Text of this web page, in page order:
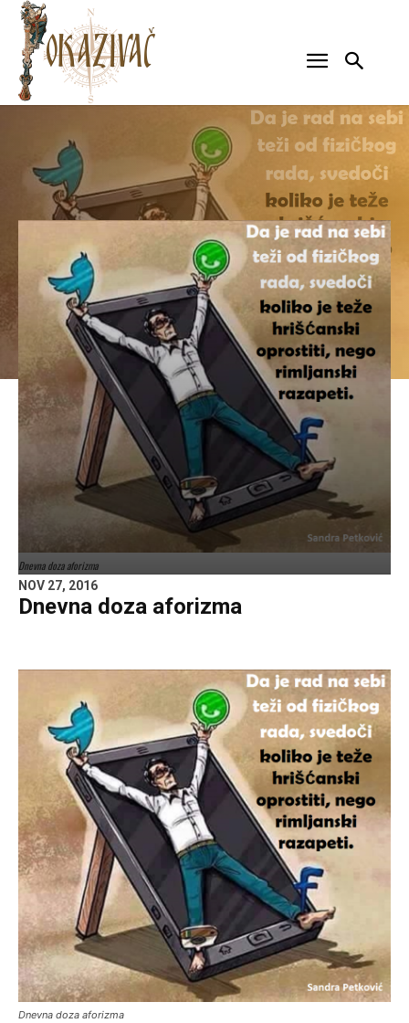
Dnevna doza aforizma
NOV 27, 2016
Dnevna doza aforizma
Dnevna doza aforizma